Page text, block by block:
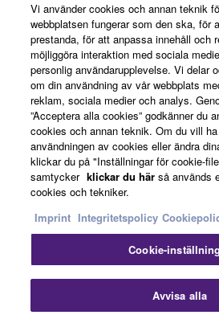
Om Yamaha
Sverige - Swedish
Business
Kontakta ossVillkor
Vi använder cookies och annan teknik
webbplatsen fungerar som den ska, för
prestanda, för att anpassa innehåll och
möjliggöra interaktion med sociala
personlig användarupplevelse. Vi delar
om din användning av vår webbplats
reklam, sociala medier och analys.
”Acceptera alla cookies” godkänner du
cookies och annan teknik. Om du vill
användningen av cookies eller ändra
klickar du på "Inställningar för cookie-
samtycker klickar du här så används
cookies och tekniker.
Imprint Integritetspolicy
Cookie-
Avvisa alla